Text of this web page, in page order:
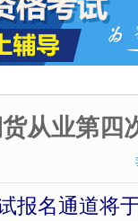
从业第四
报名通道将